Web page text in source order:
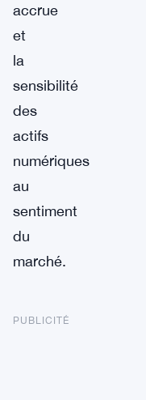
accrue
et
la
sensibilité
des
actifs
numériques
au
sentiment
du
marché.
PUBLICITÉ